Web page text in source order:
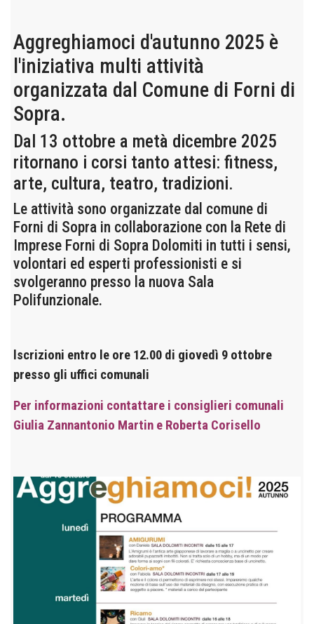
Aggreghiamoci d'autunno 2025 è
l'iniziativa multi attività
organizzata dal Comune di Forni di
Sopra.
Dal 13 ottobre a metà dicembre 2025
ritornano i corsi tanto attesi: fitness,
arte, cultura, teatro, tradizioni.
Le attività sono organizzate dal comune di
Forni di Sopra in collaborazione con la Rete di
Imprese Forni di Sopra Dolomiti in tutti i sensi,
volontari ed esperti professionisti e si
svolgeranno presso la nuova Sala
Polifunzionale.
lscrizioni entro le ore 12.00 di giovedì 9 ottobre
presso gli uffici comunali
Per informazioni contattare i consiglieri comunali
Giulia Zannantonio Martin e Roberta Corisello